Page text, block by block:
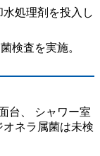
処理剤を投入し
検査を実施。
台、 シャワー室
ネラ属菌は未検